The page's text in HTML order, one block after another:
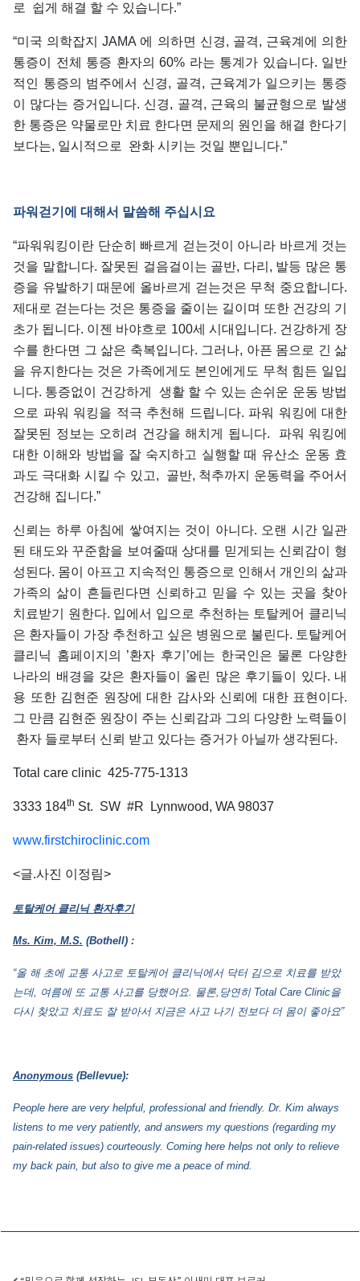
로 쉽게 해결 할 수 있습니다.”
“미국 의학잡지 JAMA 에 의하면 신경, 골격, 근육계에 의한
통증이 전체 통증 환자의 60% 라는 통계가 있습니다. 일반
적인 통증의 범주에서 신경, 골격, 근육계가 일으키는 통증
이 많다는 증거입니다. 신경, 골격, 근육의 불균형으로 발생
한 통증은 약물로만 치료 한다면 문제의 원인을 해결 한다기
보다는, 일시적으로 완화 시키는 것일 뿐입니다.”
파워걷기에 대해서 말씀해 주십시요
“파워워킹이란 단순히 빠르게 걷는것이 아니라 바르게 것는
것을 말합니다. 잘못된 걸음걸이는 골반, 다리, 발등 많은 통
증을 유발하기 때문에 올바르게 걷는것은 무척 중요합니다.
제대로 걷는다는 것은 통증을 줄이는 길이며 또한 건강의 기
초가 됩니다. 이젠 바야흐로 100세 시대입니다. 건강하게 장
수를 한다면 그 삶은 축복입니다. 그러나, 아픈 몸으로 긴 삶
을 유지한다는 것은 가족에게도 본인에게도 무척 힘든 일입
니다. 통증없이 건강하게 생활 할 수 있는 손쉬운 운동 방법
으로 파워 워킹을 적극 추천해 드립니다. 파워 워킹에 대한
잘못된 정보는 오히려 건강을 해치게 됩니다. 파워 워킹에
대한 이해와 방법을 잘 숙지하고 실행할 때 유산소 운동 효
과도 극대화 시킬 수 있고, 골반, 척추까지 운동력을 주어서
건강해 집니다.”
신뢰는 하루 아침에 쌓여지는 것이 아니다. 오랜 시간 일관
된 태도와 꾸준함을 보여줄때 상대를 믿게되는 신뢰감이 형
성된다. 몸이 아프고 지속적인 통증으로 인해서 개인의 삶과
가족의 삶이 흔들린다면 신뢰하고 믿을 수 있는 곳을 찾아
치료받기 원한다. 입에서 입으로 추천하는 토탈케어 클리닉
은 환자들이 가장 추천하고 싶은 병원으로 불린다. 토탈케어
클리닉 홈페이지의 ’환자 후기’에는 한국인은 물론 다양한
나라의 배경을 갖은 환자들이 올린 많은 후기들이 있다. 내
용 또한 김현준 원장에 대한 감사와 신뢰에 대한 표현이다.
그 만큼 김현준 원장이 주는 신뢰감과 그의 다양한 노력들이
환자 들로부터 신뢰 받고 있다는 증거가 아닐까 생각된다.
Total care clinic 425-775-1313
3333 184th St. SW #R Lynnwood, WA 98037
www.firstchiroclinic.com
<글.사진 이정림>
토탈케어 클리닉 환자후기
Ms. Kim, M.S. (Bothell) :
“올 해 초에 교통 사고로 토탈케어 클리닉에서 닥터 김으로 치료를 받았
는데, 여름에 또 교통 사고를 당했어요. 물론, 당연히Total Care Clinic을
다시 찾았고 치료도 잘 받아서 지금은 사고 나기 전보다 더 몸이 좋아요”
Anonymous (Bellevue):
People here are very helpful, professional and friendly. Dr. Kim always
listens to me very patiently, and answers my questions (regarding my
pain-related issues) courteously. Coming here helps not only to relieve
my back pain, but also to give me a peace of mind.